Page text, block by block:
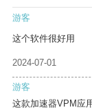
游客
这个软件很好用
2024-07-01
游客
这款加速器VPM应